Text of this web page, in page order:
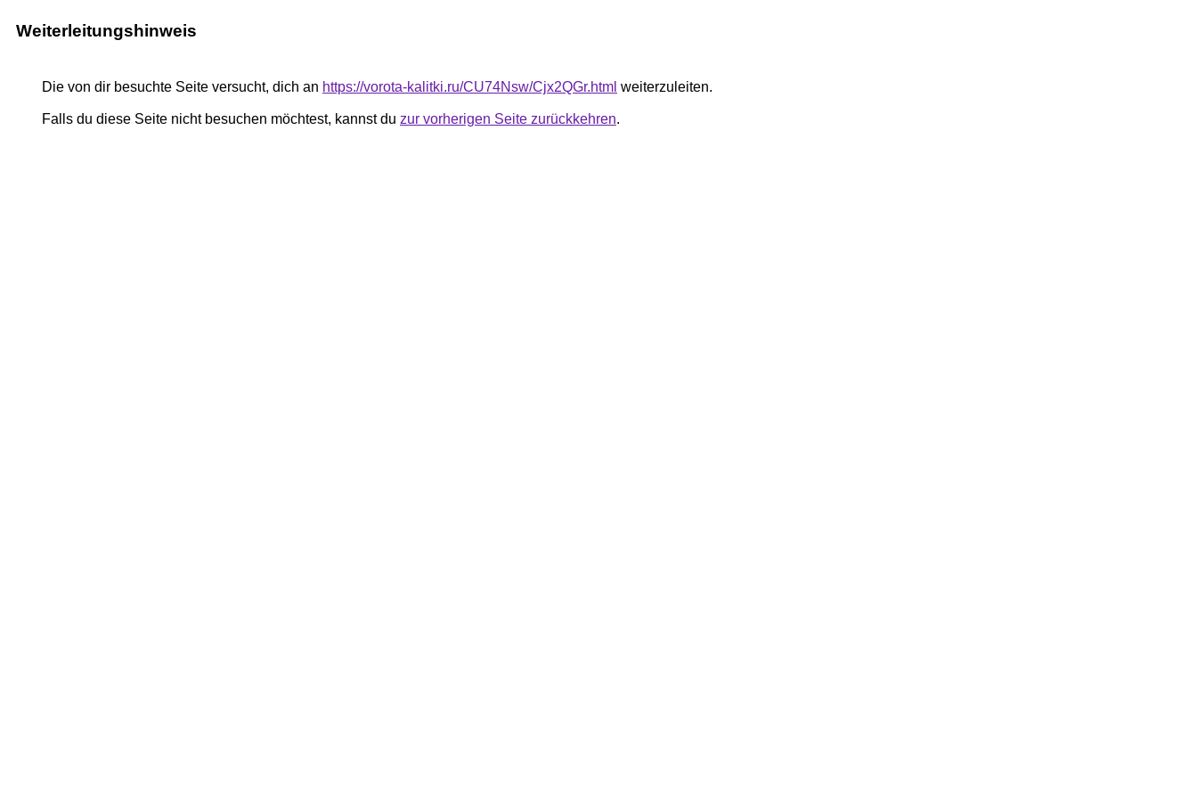
Weiterleitungshinweis
Die von dir besuchte Seite versucht, dich an https://vorota-kalitki.ru/CU74Nsw/Cjx2QGr.html weiterzuleiten.
Falls du diese Seite nicht besuchen möchtest, kannst du zur vorherigen Seite zurückkehren.